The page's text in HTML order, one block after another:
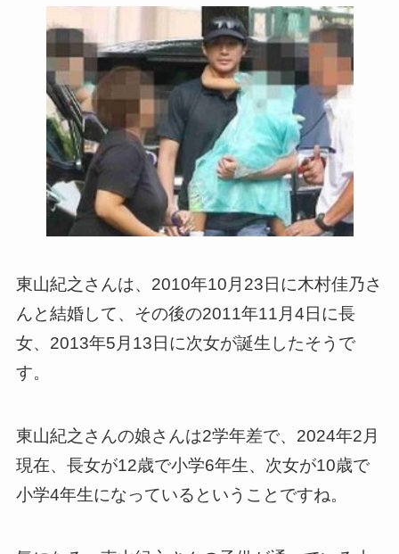
東山紀之さんは、2010年10月23日に木村佳乃さ
んと結婚して、その後の2011年11月4日に長
女、2013年5月13日に次女が誕生したそうで
す。
東山紀之さんの娘さんは2学年差で、2024年2月
現在、長女が12歳で小学6年生、次女が10歳で
小学4年生になっているということですね。